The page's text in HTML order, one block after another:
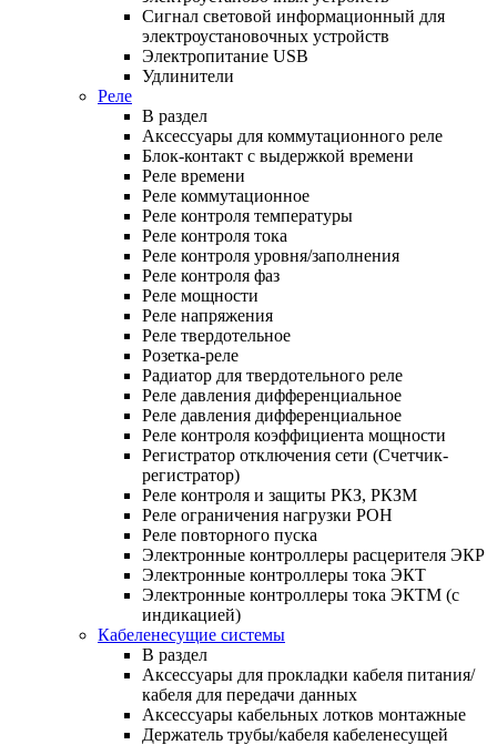
Сигнал световой информационный для
электроустановочных устройств
Электропитание USB
Удлинители
Реле
В раздел
Аксессуары для коммутационного реле
Блок-контакт с выдержкой времени
Реле времени
Реле коммутационное
Реле контроля температуры
Реле контроля тока
Реле контроля уровня/заполнения
Реле контроля фаз
Реле мощности
Реле напряжения
Реле твердотельное
Розетка-реле
Радиатор для твердотельного реле
Реле давления дифференциальное
Реле давления дифференциальное
Реле контроля коэффициента мощности
Регистратор отключения сети (Счетчик-
регистратор)
Реле контроля и защиты РКЗ, РКЗМ
Реле ограничения нагрузки РОН
Реле повторного пуска
Электронные контроллеры расцерителя ЭКР
Электронные контроллеры тока ЭКТ
Электронные контроллеры тока ЭКТМ (с
индикацией)
Кабеленесущие системы
В раздел
Аксессуары для прокладки кабеля питания/
кабеля для передачи данных
Аксессуары кабельных лотков монтажные
Держатель трубы/кабеля кабеленесущей